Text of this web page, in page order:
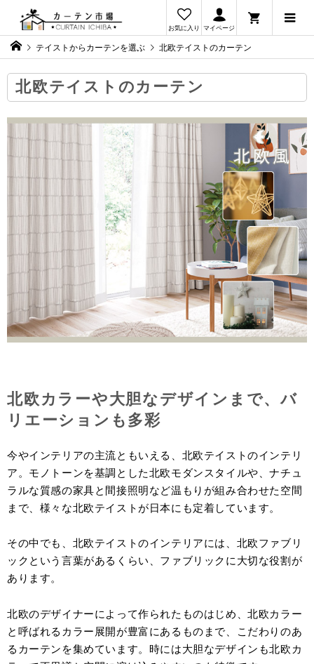
お気に入り マイページ
テイストからカーテンを選ぶ 北欧テイストのカーテン
北欧テイストのカーテン
北欧カラーや大胆なデザインまで、バ
リエーションも多彩
今やインテリアの主流ともいえる、北欧テイストのインテリ
ア。モノトーンを基調とした北欧モダンスタイルや、ナチュ
ラルな質感の家具と間接照明など温もりが組み合わせた空間
まで、様々な北欧テイストが日本にも定着しています。
その中でも、北欧テイストのインテリアには、北欧ファブリ
ックという言葉があるくらい、ファブリックに大切な役割が
あります。
北欧のデザイナーによって作られたものはじめ、北欧カラー
と呼ばれるカラー展開が豊富にあるものまで、こだわりのあ
るカーテンを集めています。時には大胆なデザインも北欧カ